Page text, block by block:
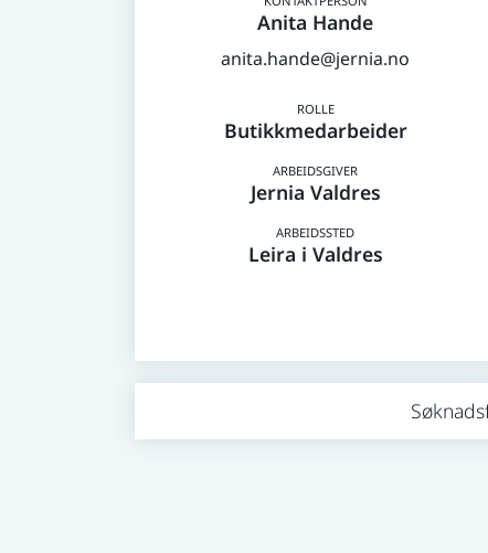
Anita Hande
anita.hande@jernia.no
Butikkmedarbeider
Jernia Valdres
Leira i Valdres